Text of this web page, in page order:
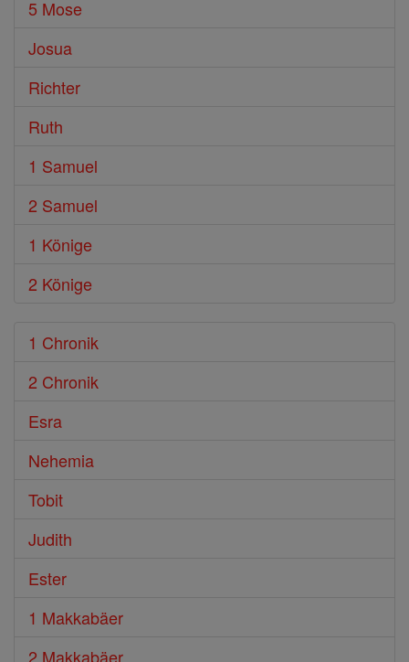
5 Mose
Josua
Richter
Ruth
1 Samuel
2 Samuel
1 Könige
2 Könige
1 Chronik
2 Chronik
Esra
Nehemia
Tobit
Judith
Ester
1 Makkabäer
2 Makkabäer